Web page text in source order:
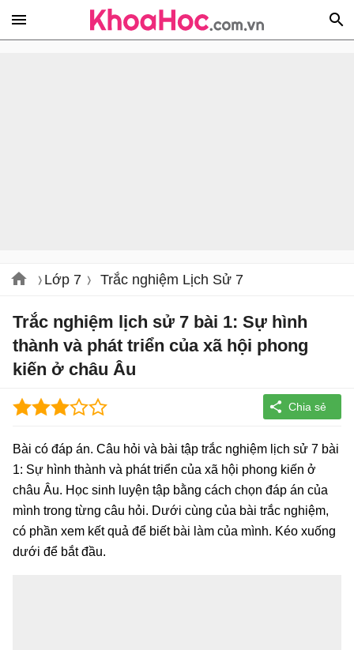
Lớp 7 Trắc nghiệm Lịch Sử 7
Trắc nghiệm lịch sử 7 bài 1: Sự hình
thành và phát triển của xã hội phong
kiến ở châu Âu
Bài có đáp án. Câu hỏi và bài tập trắc nghiệm lịch sử 7 bài
1: Sự hình thành và phát triển của xã hội phong kiến ở
châu Âu. Học sinh luyện tập bằng cách chọn đáp án của
mình trong từng câu hỏi. Dưới cùng của bài trắc nghiệm,
có phần xem kết quả để biết bài làm của mình. Kéo xuống
dưới để bắt đầu.